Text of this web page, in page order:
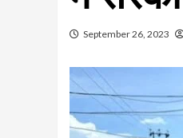
September 26, 2023